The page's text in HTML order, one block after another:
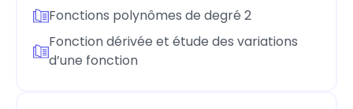
Fonctions polynômes de degré 2
Fonction dérivée et étude des variations
d’une fonction